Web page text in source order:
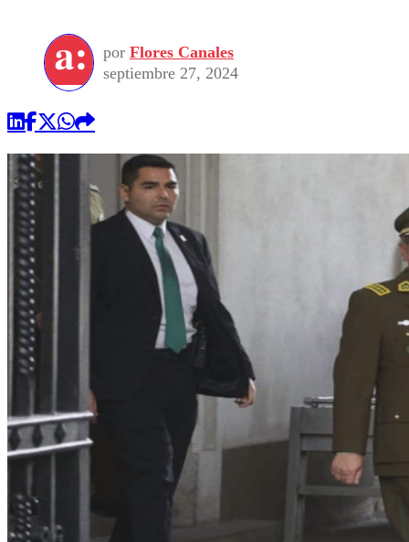
Torneo Internacional
Torneo Nacional
Internacional
Nacional
Programas
Comercial
por Flores Canales
septiembre 27, 2024